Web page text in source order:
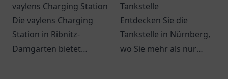
vaylens Charging Station
Die vaylens Charging
Station in Ribnitz-
Damgarten bietet
Tankstelle
Entdecken Sie die
Tankstelle in Nürnberg,
wo Sie mehr als nur